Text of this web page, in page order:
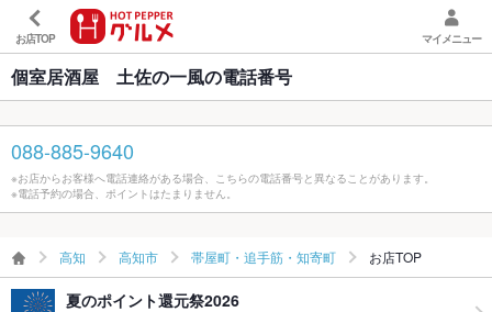
お店TOP マイメニュー
個室居酒屋 土佐の一風の電話番号
088-885-9640
※お店からお客様へ電話連絡がある場合、こちらの電話番号と異なることがあります。
※電話予約の場合、ポイントはたまりません。
高知 高知市 帯屋町・追手筋・知寄町 お店TOP
夏のポイント還元祭2026